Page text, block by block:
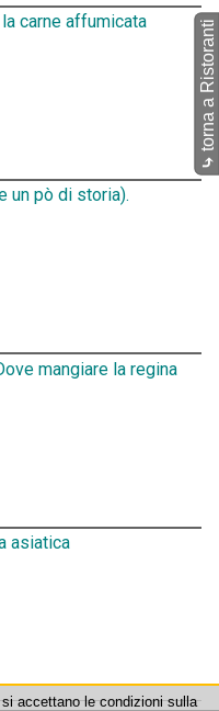
carne affumicata
un pò di storia).
mangiare la regina
asiatica
⤷
torna a Ristoranti
accettano le condizioni sulla